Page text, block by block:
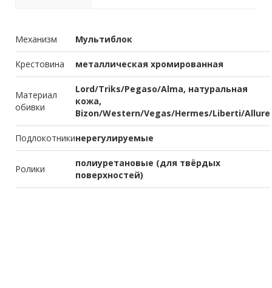
Механизм Мультиблок
Крестовина металлическая хромированная
Материал
обивки
Lord/Triks/Pegaso/Alma, натуральная
кожа,
Bizon/Western/Vegas/Hermes/Liberti/Allure
Подлокотникинерегулируемые
Ролики
полиуретановые (для твёрдых
поверхностей)